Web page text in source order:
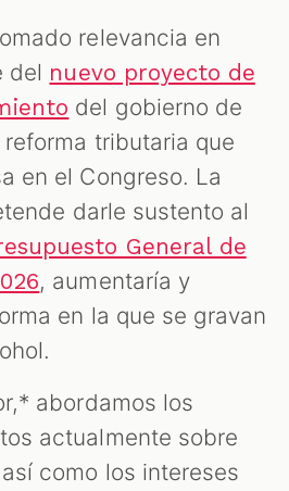
relevancia en
del nuevo proyecto de
del gobierno de
tributaria que
en el Congreso. La
darle sustento al
General de
, aumentaría y
en la que se gravan
abordamos los
actualmente sobre
como los intereses